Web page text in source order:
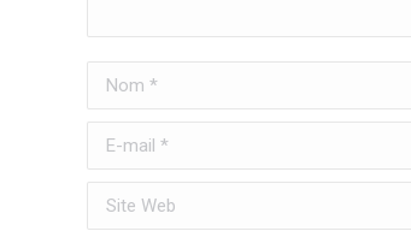
Nom *
E-mail *
Site Web